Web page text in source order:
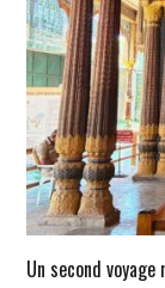
Un second